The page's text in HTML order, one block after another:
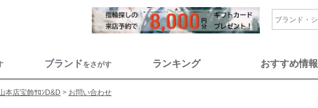
ブランドをさがす ランキング おすすめ情報
本店宝飾ｻﾛﾝD&D お問い合わせ